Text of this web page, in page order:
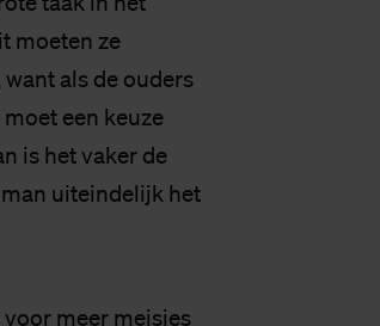
moeten ze
als de ouders
een keuze
is het vaker de
uiteindelijk het
meer meisjes